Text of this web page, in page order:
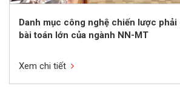
Danh mục công nghệ chiến lược
bài toán lớn của ngành NN-MT
Xem chi tiết